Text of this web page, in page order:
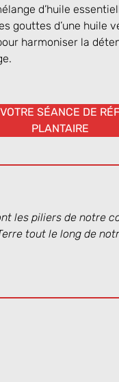
d’huile
gouttes d’une huile
harmoniser la
SÉANCE DE
PLANTAIRE
les piliers de notre
tout le long de